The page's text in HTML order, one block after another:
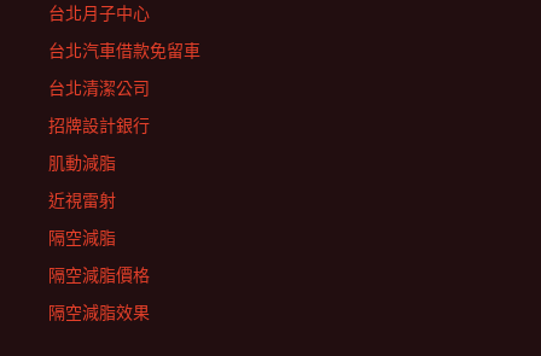
台北月子中心
台北汽車借款免留車
台北清潔公司
招牌設計銀行
肌動減脂
近視雷射
隔空減脂
隔空減脂價格
隔空減脂效果